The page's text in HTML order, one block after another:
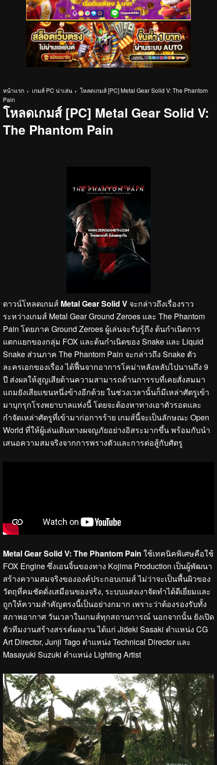
หน้าแรก เกมส์ PC น่าเล่น
โหลดเกมส์ [PC] Metal Gear Solid V: The Phantom
Pain
โหลดเกมส์ [PC] Metal Gear Solid V:
The Phantom Pain
ดาวน์โหลดเกมส์ Metal Gear Solid V จะกล่าวถึงเรื่องราว
ระหว่างเกมส์ Metal Gear Ground Zeroes และ The Phantom
Pain โดยภาค Ground Zeroes ผู้เล่นจะรับรู้ถึง ต้นกำเนิดการ
แตกแยกของกลุ่ม FOX และต้นกำเนิดของ Snake และ Liquid
Snake ส่วนภาค The Phantom Pain จะกล่าวถึง Snake ตัว
ละครเอกของเรื่อง ได้ฟื้นจากอาการโคม่าหลังหลับไปนานถึง 9
ปี ส่งผลให้สูญเสียด้านความสามารถด้านการรบที่เคยสั่งสมมา
แถมยังเสียแขนหนึ่งข้างอีกด้วย ในช่วงเวลานั้นก็มีเหล่าศัตรูเข้า
มาบุกรุกโรงพยาบาลแห่งนี้ โดยจะต้องหาทางเอาตัวรอดและ
กำจัดเหล่าศัตรูที่เข้ามาก่อการร้าย เกมส์นี้จะเป็นลักษณะ Open
World ที่ให้ผู้เล่นเดินทางผจญภัยอย่างอิสระมากขึ้น พร้อมกับนำ
เสนอความสมจริงจากการพรางตัวและการต่อสู้กับศัตรู
Metal Gear Solid V: The Phantom Pain ใช้เทคนิคพิเศษคือใช้
FOX Engine ซึ่งเอนจิ้นของทาง Kojima Production เป็นผู้พัฒนา
สร้างความสมจริงขององค์ประกอบเกมส์ ไม่ว่าจะเป็นพื้นผิวของ
วัตถุที่คมชัดดั่งเสมือนของจริง, ระบบแสงเงาจัดทำได้ดีเยี่ยมและ
ถูกให้ความสำคัญตรงนี้เป็นอย่างกมาก เพราะว่าต้องรองรับทั้ง
สภาพอากาศ วันเวลาในเกมส์ทุกสถานการณ์ นอกจากนั้น ยังเปิด
ตัวทีมงานสร้างสรรค์ผลงาน ได้แก่ Jideki Sasaki ตำแหน่ง CG
Art Director, Junji Tago ตำแหน่ง Technical Director และ
Masayuki Suzuki ตำแหน่ง Lighting Artist